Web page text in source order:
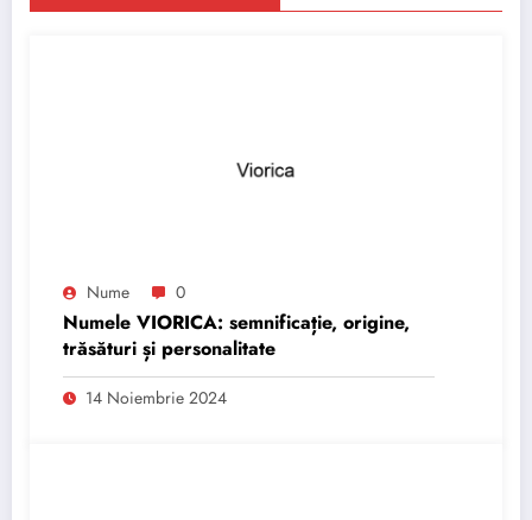
Nume 0
Numele VIORICA: semnificație, origine,
trăsături și personalitate
14 Noiembrie 2024